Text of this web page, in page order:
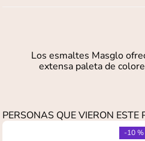
Los esmaltes Masglo
extensa paleta de
PERSONAS QUE VIERON
-10 %